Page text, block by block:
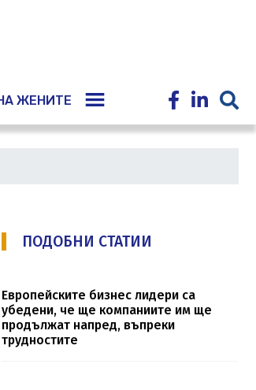
ЖЕНИТЕ
ПОДОБНИ СТАТИИ
Европейските бизнес лидери са
убедени, че ще компаниите им ще
продължат напред, въпреки
трудностите